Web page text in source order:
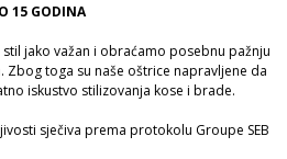
15 GODINA
jako važan i obraćamo posebnu pažnju
Zbog toga su naše oštrice napravljene da
iskustvo stilizovanja kose i brade.
sječiva prema protokolu Groupe SEB